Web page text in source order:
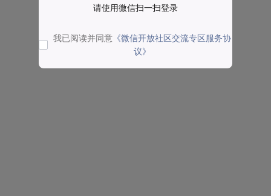
请使用微信扫一扫登录
我已阅读并同意 《微信开放社区交流专区服务协
议》